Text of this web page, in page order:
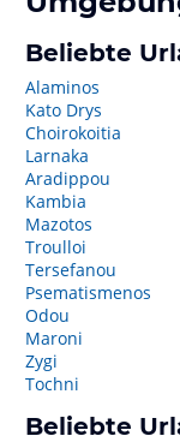
Beliebte
Alaminos
Kato Drys
Choirokoitia
Larnaka
Aradippou
Kambia
Mazotos
Troulloi
Tersefanou
Psematismenos
Odou
Maroni
Zygi
Tochni
Beliebte